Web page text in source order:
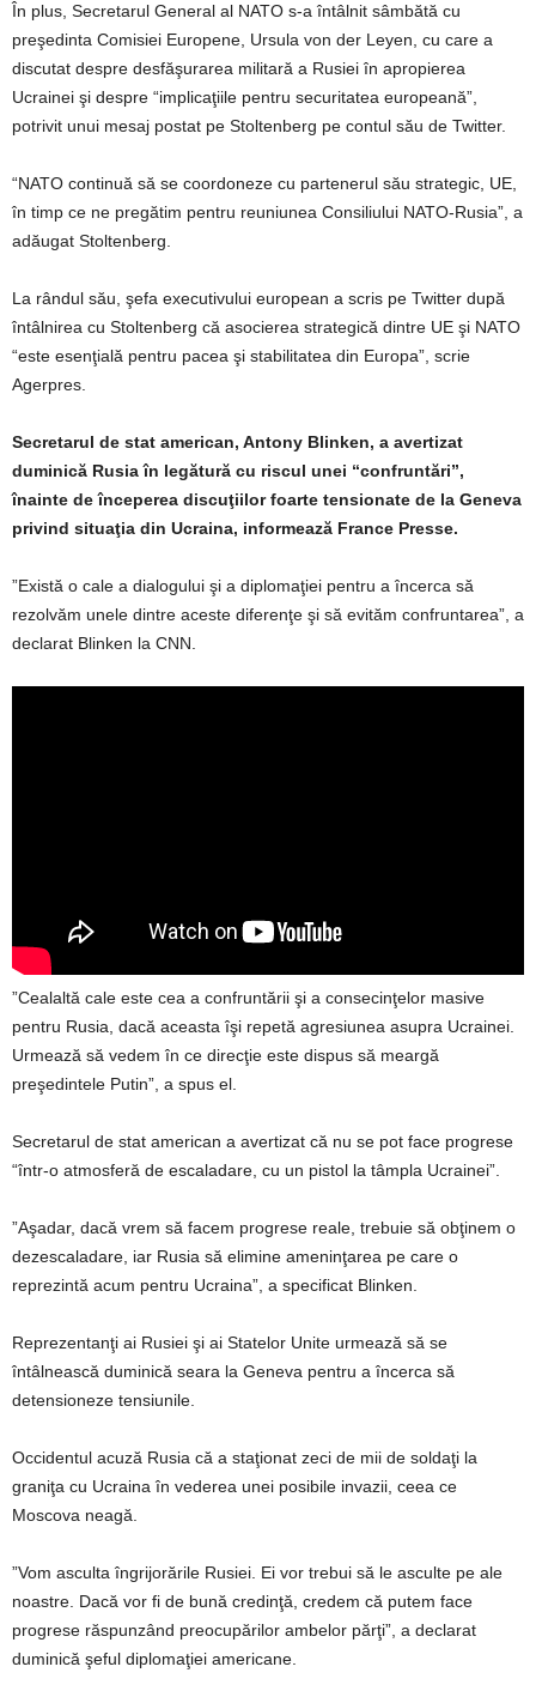
În plus, Secretarul General al NATO s-a întâlnit sâmbătă cu
preşedinta Comisiei Europene, Ursula von der Leyen, cu care a
discutat despre desfăşurarea militară a Rusiei în apropierea
Ucrainei şi despre “implicaţiile pentru securitatea europeană”,
potrivit unui mesaj postat pe Stoltenberg pe contul său de Twitter.
“NATO continuă să se coordoneze cu partenerul său strategic, UE,
în timp ce ne pregătim pentru reuniunea Consiliului NATO-Rusia”, a
adăugat Stoltenberg.
La rândul său, şefa executivului european a scris pe Twitter după
întâlnirea cu Stoltenberg că asocierea strategică dintre UE şi NATO
“este esenţială pentru pacea şi stabilitatea din Europa”, scrie
Agerpres.
Secretarul de stat american, Antony Blinken, a avertizat
duminică Rusia în legătură cu riscul unei “confruntări”,
înainte de începerea discuţiilor foarte tensionate de la Geneva
privind situaţia din Ucraina, informează France Presse.
”Există o cale a dialogului şi a diplomaţiei pentru a încerca să
rezolvăm unele dintre aceste diferenţe şi să evităm confruntarea”, a
declarat Blinken la CNN.
”Cealaltă cale este cea a confruntării şi a consecinţelor masive
pentru Rusia, dacă aceasta îşi repetă agresiunea asupra Ucrainei.
Urmează să vedem în ce direcţie este dispus să meargă
preşedintele Putin”, a spus el.
Secretarul de stat american a avertizat că nu se pot face progrese
“într-o atmosferă de escaladare, cu un pistol la tâmpla Ucrainei”.
”Aşadar, dacă vrem să facem progrese reale, trebuie să obţinem o
dezescaladare, iar Rusia să elimine ameninţarea pe care o
reprezintă acum pentru Ucraina”, a specificat Blinken.
Reprezentanţi ai Rusiei şi ai Statelor Unite urmează să se
întâlnească duminică seara la Geneva pentru a încerca să
detensioneze tensiunile.
Occidentul acuză Rusia că a staţionat zeci de mii de soldaţi la
graniţa cu Ucraina în vederea unei posibile invazii, ceea ce
Moscova neagă.
”Vom asculta îngrijorările Rusiei. Ei vor trebui să le asculte pe ale
noastre. Dacă vor fi de bună credinţă, credem că putem face
progrese răspunzând preocupărilor ambelor părţi”, a declarat
duminică şeful diplomaţiei americane.